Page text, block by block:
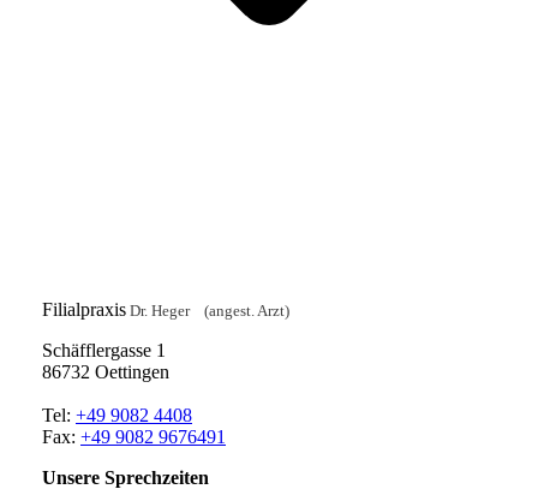
Filialpraxis Dr. Heger (angest. Arzt)
Schäfflergasse 1
86732 Oettingen
Tel: +49 9082 4408
Fax: +49 9082 9676491
Unsere Sprechzeiten